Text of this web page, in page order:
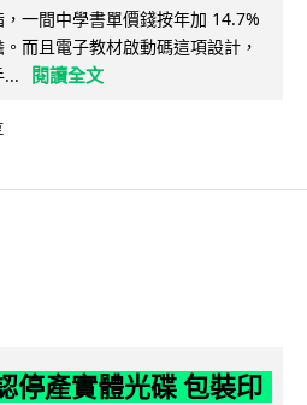
一間中學書單價錢按年加 14.7%
而且電子教材啟動碼這項設計，
...
閱讀全文
停產實體光碟 包裝印